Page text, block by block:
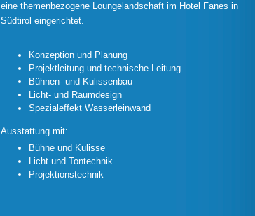
eine themenbezogene Loungelandschaft im Hotel Fanes in
Südtirol eingerichtet.
Konzeption und Planung
Projektleitung und technische Leitung
Bühnen- und Kulissenbau
Licht- und Raumdesign
Spezialeffekt Wasserleinwand
Ausstattung mit:
Bühne und Kulisse
Licht und Tontechnik
Projektionstechnik